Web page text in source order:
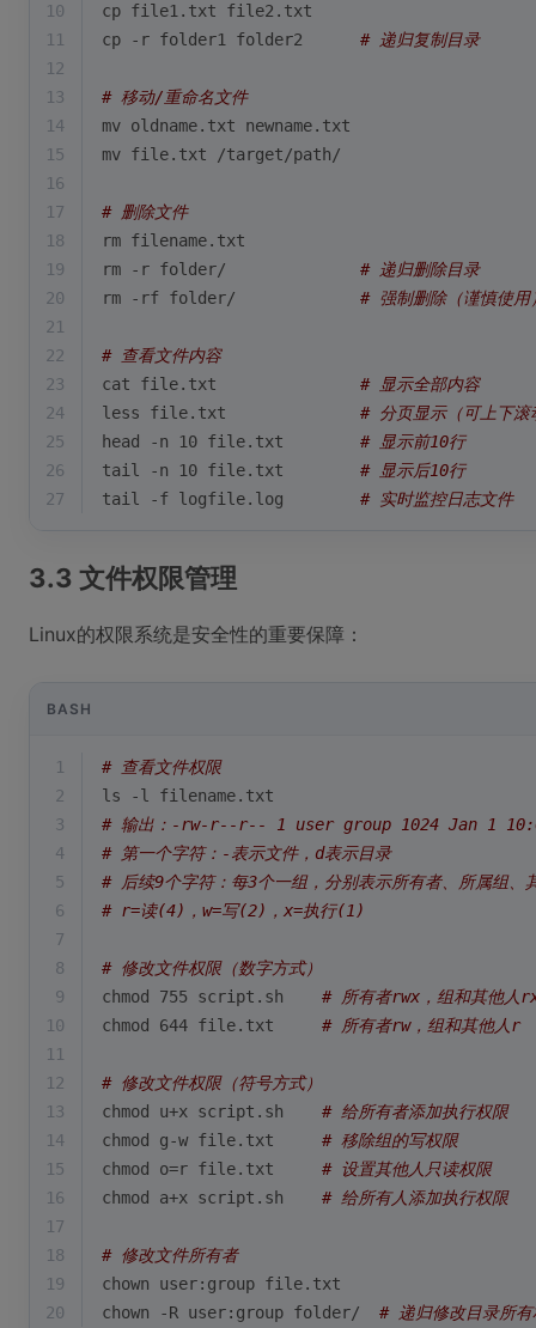
10
cp file1.txt file2.txt
11
cp -r folder1 folder2 # 递归复制目录
12
13
# 移动/重命名文件
14
mv oldname.txt newname.txt
15
mv file.txt /target/path/
16
17
# 删除文件
18
rm filename.txt
19
rm -r folder/ # 递归删除目录
20
rm -rf folder/ # 强制删除（谨慎使用
21
22
# 查看文件内容
23
cat file.txt # 显示全部内容
24
less file.txt # 分页显示（可上下滚
25
head -n 10 file.txt # 显示前10行
26
tail -n 10 file.txt # 显示后10行
27
tail -f logfile.log # 实时监控日志文件
3.3 文件权限管理
Linux的权限系统是安全性的重要保障：
BASH
1
# 查看文件权限
2
ls -l filename.txt
3
# 输出：-rw-r--r-- 1 user group 1024 Jan 1
4
# 第一个字符：-表示文件，d表示目录
5
# 后续9个字符：每3个一组，分别表示所有者、所属组、
6
# r=读(4)，w=写(2)，x=执行(1)
7
8
# 修改文件权限（数字方式）
9
chmod 755 script.sh # 所有者rwx，组和其他人
10
chmod 644 file.txt # 所有者rw，组和其他人r
11
12
# 修改文件权限（符号方式）
13
chmod u+x script.sh # 给所有者添加执行权限
14
chmod g-w file.txt # 移除组的写权限
15
chmod o=r file.txt # 设置其他人只读权限
16
chmod a+x script.sh # 给所有人添加执行权限
17
18
# 修改文件所有者
19
chown user:group file.txt
20
chown -R user:group folder/ # 递归修改目录所有